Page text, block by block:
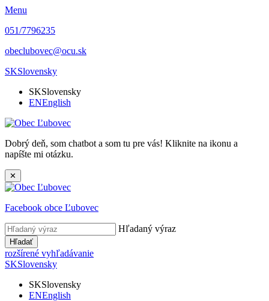
Menu
051/7796235
obeclubovec@ocu.sk
SKSlovensky
SKSlovensky
ENEnglish
Dobrý deň, som chatbot a som tu pre vás! Kliknite na ikonu a
napíšte mi otázku.
✕
Facebook obce Ľubovec
Hľadaný výraz
Hľadať
rozšírené vyhľadávanie
SKSlovensky
SKSlovensky
ENEnglish